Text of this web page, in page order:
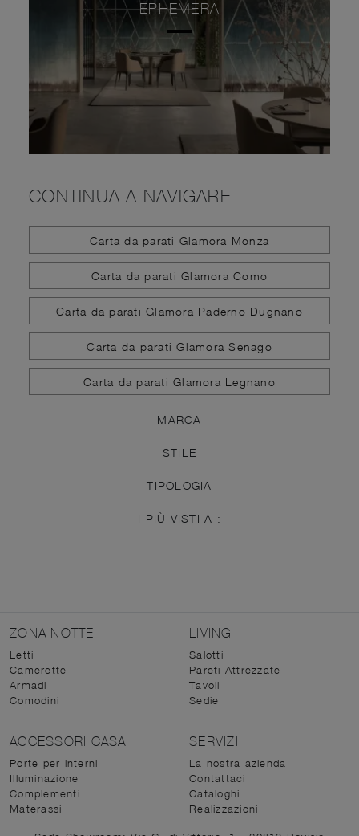
EPHEMERA
CONTINUA A NAVIGARE
Carta da parati Glamora Monza
Carta da parati Glamora Como
Carta da parati Glamora Paderno Dugnano
Carta da parati Glamora Senago
Carta da parati Glamora Legnano
MARCA
STILE
TIPOLOGIA
I PIÙ VISTI A :
ZONA NOTTE
Letti
Camerette
Armadi
Comodini
LIVING
Salotti
Pareti Attrezzate
Tavoli
Sedie
ACCESSORI CASA
Porte per interni
Illuminazione
Complementi
Materassi
SERVIZI
La nostra azienda
Contattaci
Cataloghi
Realizzazioni